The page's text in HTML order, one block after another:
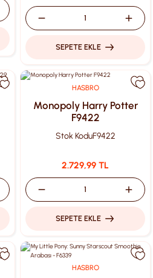
SEPETE EKLE
HASBRO
Monopoly Harry Potter
F9422
Stok KoduF9422
2.729,99 TL
SEPETE EKLE
HASBRO